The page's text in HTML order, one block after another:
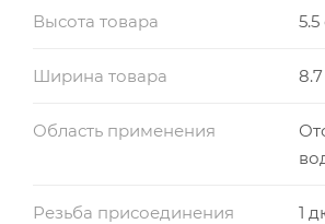
Высота товара
Ширина товара
Область применения
Резьба присоединения 1